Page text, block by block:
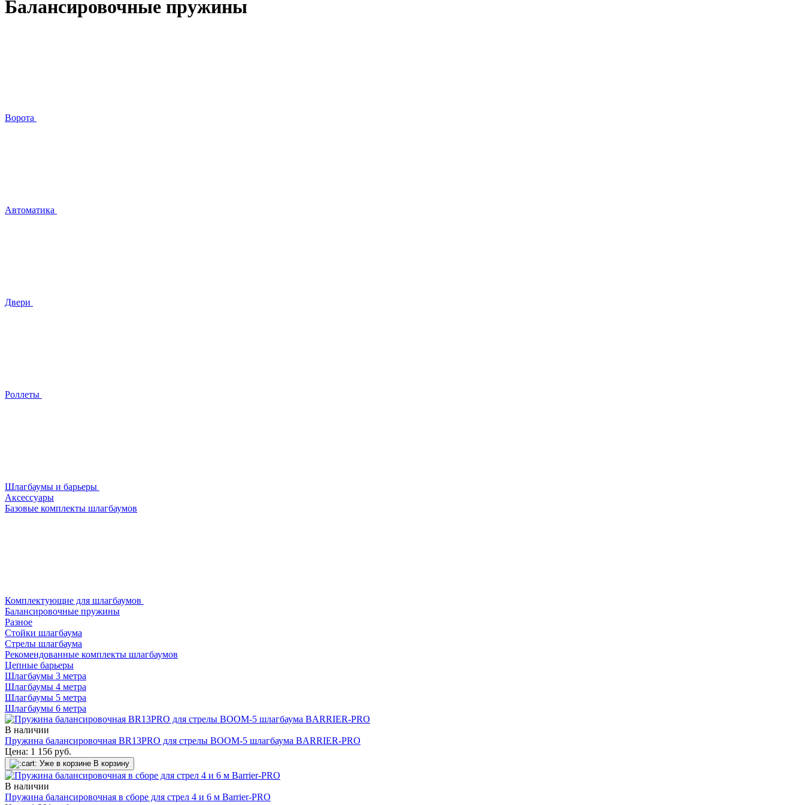
Балансировочные пружины
Ворота
Автоматика
Двери
Роллеты
Шлагбаумы и барьеры
Аксессуары
Базовые комплекты шлагбаумов
Комплектующие для шлагбаумов
Балансировочные пружины
Разное
Стойки шлагбаума
Стрелы шлагбаума
Рекомендованные комплекты шлагбаумов
Цепные барьеры
Шлагбаумы 3 метра
Шлагбаумы 4 метра
Шлагбаумы 5 метра
Шлагбаумы 6 метра
В наличии
Пружина балансировочная BR13PRO для стрелы BOOM-5 шлагбаума BARRIER-PRO
Цена: 1 156 руб.
Уже в корзине В корзину
В наличии
Пружина балансировочная в сборе для стрел 4 и 6 м Barrier-PRO